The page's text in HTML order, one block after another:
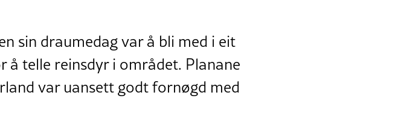
sin draumedag var å bli med i eit
telle reinsdyr i området. Planane
var uansett godt fornøgd med